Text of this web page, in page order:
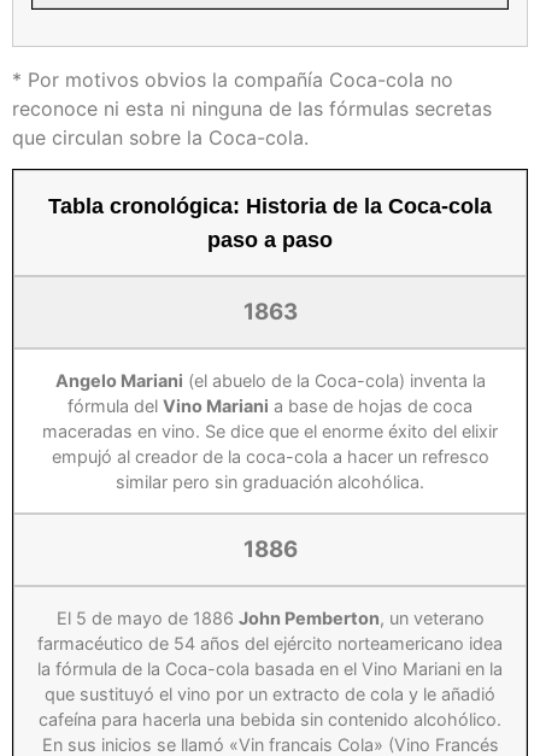
* Por motivos obvios la compañía Coca-cola no
reconoce ni esta ni ninguna de las fórmulas secretas
que circulan sobre la Coca-cola.
Tabla cronológica: Historia de la Coca-cola
paso a paso
1863
Angelo Mariani (el abuelo de la Coca-cola) inventa la
fórmula del Vino Mariani a base de hojas de coca
maceradas en vino. Se dice que el enorme éxito del elixir
empujó al creador de la coca-cola a hacer un refresco
similar pero sin graduación alcohólica.
1886
El 5 de mayo de 1886 John Pemberton, un veterano
farmacéutico de 54 años del ejército norteamericano idea
la fórmula de la Coca-cola basada en el Vino Mariani en la
que sustituyó el vino por un extracto de cola y le añadió
cafeína para hacerla una bebida sin contenido alcohólico.
En sus inicios se llamó «Vin francais Cola» (Vino Francés